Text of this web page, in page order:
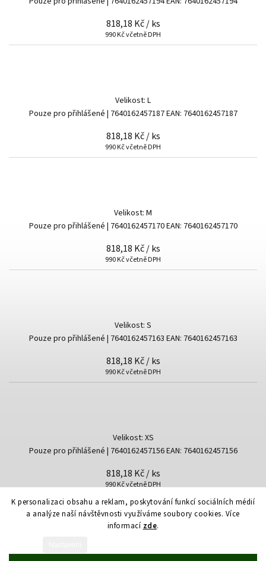
K personalizaci obsahu a reklam, poskytování funkcí sociálních médií
a analýze naší návštěvnosti využíváme soubory cookies. Více
informací zde.
818,18 Kč/ ks
990 Kč včetně DPH
Velikost: L
Pouze pro přihlášené | 7640162457187EAN: 7640162457187
818,18 Kč/ ks
990 Kč včetně DPH
Velikost: M
Pouze pro přihlášené | 7640162457170EAN: 7640162457170
818,18 Kč/ ks
990 Kč včetně DPH
Velikost: S
Pouze pro přihlášené | 7640162457163 EAN: 7640162457163
818,18 Kč/ ks
990 Kč včetně DPH
Velikost: XS
Pouze pro přihlášené | 7640162457156EAN: 7640162457156
818,18 Kč/ ks
990 Kč včetně DPH